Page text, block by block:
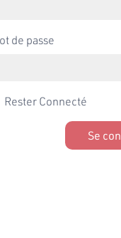
de passe
Rester Connecté